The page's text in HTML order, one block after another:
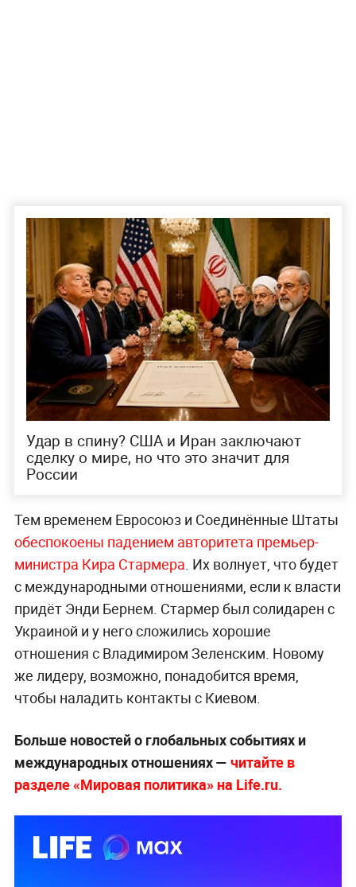
Удар в спину? США и Иран заключают
сделку о мире, но что это значит для
России
Тем временем Евросоюз и Соединённые Штаты
обеспокоены падением авторитета премьер-
министра Кира Стармера. Их волнует, что будет
с международными отношениями, если к власти
придёт Энди Бернем. Стармер был солидарен с
Украиной и у него сложились хорошие
отношения с Владимиром Зеленским. Новому
же лидеру, возможно, понадобится время,
чтобы наладить контакты с Киевом.
Больше новостей о глобальных событиях и
международных отношениях — читайте в
разделе «Мировая политика» на Life.ru.